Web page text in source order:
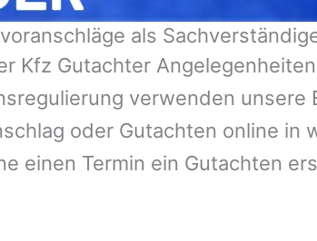
als
Kfz Gutachter
verwenden
oder Gutachten online
einen Termin ein Gutachten